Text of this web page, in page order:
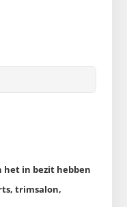
het in bezit hebben
trimsalon,